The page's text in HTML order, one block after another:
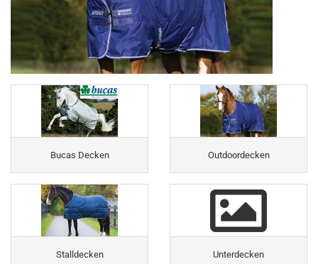
Bucas Decken Outdoordecken
Stalldecken Unterdecken